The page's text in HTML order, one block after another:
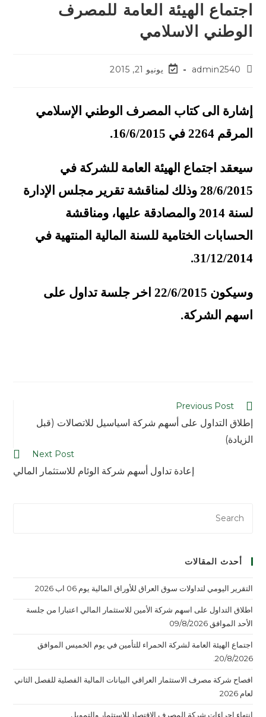
اجتماع الهيئة العامة للمصرف
الوطني الاسلامي
admin2540 يونيو 21, 2015
إشارة الى كتاب المصرف الوطني الإسلامي
المرقم 2264 في 16/6/2015.
سيعقد اجتماع الهيئة العامة للشركة في
28/6/2015 وذلك لمناقشة تقرير مجلس الإدارة
لسنة 2014 والمصادقة عليها، ومناقشة
الحسابات الختامية للسنة المالية المنتهية في
31/12/2014.
وسيكون 22/6/2015 اخر جلسة تداول على
اسهم الشركة.
Previous Post
إطلاق التداول على أسهم شركة اسياسيل للاتصالات (قبل
الزيادة)
Next Post
إعادة تداول أسهم شركة الوئام للاستثمار المالي
أحدث المقالات
التقرير اليومي لتداولات سوق العراق للأوراق المالية يوم 06 اب 2026
اطلاق التداول على اسهم شركة الأمين للاستثمار المالي اعتبارا من جلسة
الأحد الموافق 09/8/2026
اجتماع الهيئة العامة لشركة الحمراء للتأمين في يوم الخميس الموافق
20/8/2026.
افصاح شركة مصرف الاستثمار العراقي البيانات المالية الفصلية للفصل الثاني
لعام 2026
انتهاء اجراءات شركة المصرف الاقتصاد للاستثمار والتمويل